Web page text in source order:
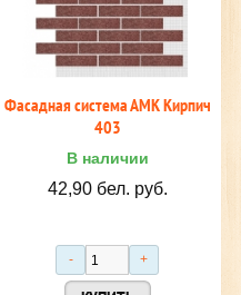
Фасадная система АМК Кирпич
403
В наличии
42,90 бел. руб.